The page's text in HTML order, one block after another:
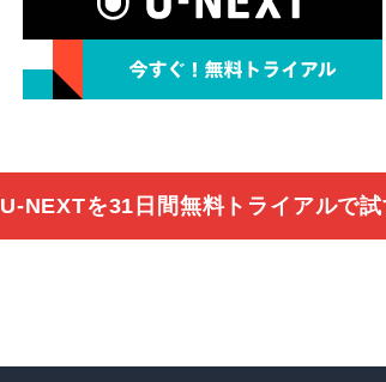
U-NEXTを31日間無料トライアルで試